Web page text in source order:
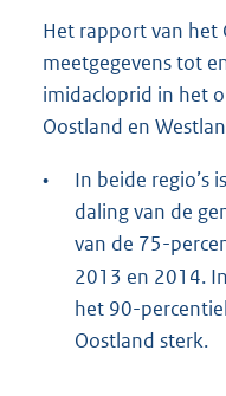
Het rapport van het
meetgegevens tot
imidacloprid in het
Oostland en
•
In beide regio’s
daling van de
van de 75-
2013 en 2014.
het 90-
Oostland sterk.